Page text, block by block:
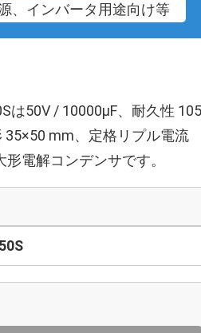
、インバータ用途向け等
は50V / 10000µF、耐久性
35×50 mm、定格リプル電流
電解コンデンサです。